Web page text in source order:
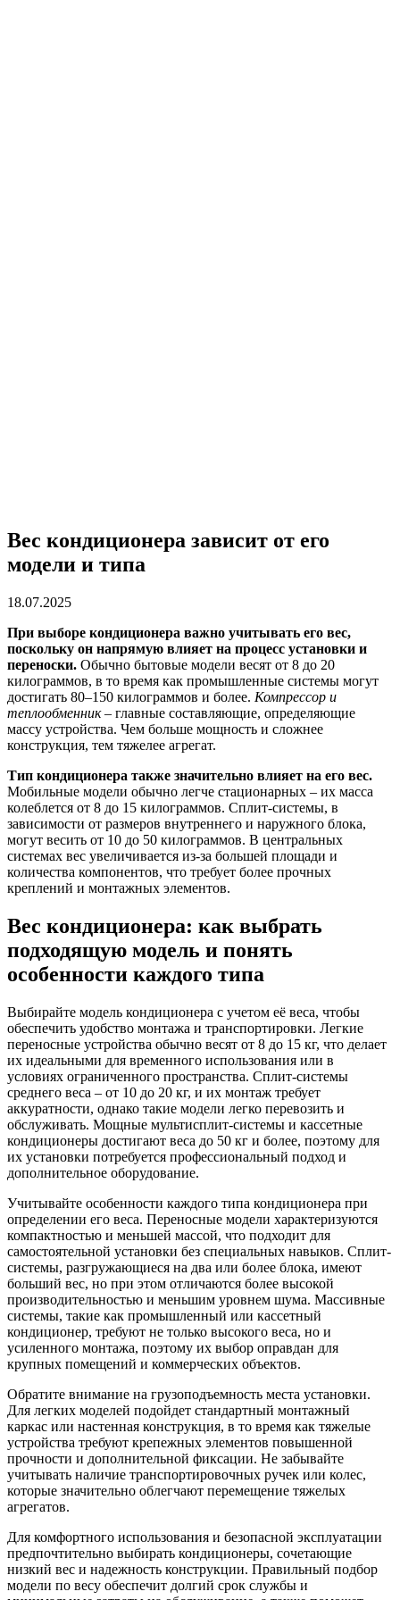
Вес кондиционера зависит от его
модели и типа
18.07.2025
При выборе кондиционера важно учитывать его вес,
поскольку он напрямую влияет на процесс установки и
переноски. Обычно бытовые модели весят от 8 до 20
килограммов, в то время как промышленные системы могут
достигать 80–150 килограммов и более. Компрессор и
теплообменник– главные составляющие, определяющие
массу устройства. Чем больше мощность и сложнее
конструкция, тем тяжелее агрегат.
Тип кондиционера также значительно влияет на его вес.
Мобильные модели обычно легче стационарных – их масса
колеблется от 8 до 15 килограммов. Сплит-системы, в
зависимости от размеров внутреннего и наружного блока,
могут весить от 10 до 50 килограммов. В центральных
системах вес увеличивается из-за большей площади и
количества компонентов, что требует более прочных
креплений и монтажных элементов.
Вес кондиционера: как выбрать
подходящую модель и понять
особенности каждого типа
Выбирайте модель кондиционера с учетом её веса, чтобы
обеспечить удобство монтажа и транспортировки. Легкие
переносные устройства обычно весят от 8 до 15 кг, что делает
их идеальными для временного использования или в
условиях ограниченного пространства. Сплит-системы
среднего веса – от 10 до 20 кг, и их монтаж требует
аккуратности, однако такие модели легко перевозить и
обслуживать. Мощные мультисплит-системы и кассетные
кондиционеры достигают веса до 50 кг и более, поэтому для
их установки потребуется профессиональный подход и
дополнительное оборудование.
Учитывайте особенности каждого типа кондиционера при
определении его веса. Переносные модели характеризуются
компактностью и меньшей массой, что подходит для
самостоятельной установки без специальных навыков. Сплит-
системы, разгружающиеся на два или более блока, имеют
больший вес, но при этом отличаются более высокой
производительностью и меньшим уровнем шума. Массивные
системы, такие как промышленный или кассетный
кондиционер, требуют не только высокого веса, но и
усиленного монтажа, поэтому их выбор оправдан для
крупных помещений и коммерческих объектов.
Обратите внимание на грузоподъемность места установки.
Для легких моделей подойдет стандартный монтажный
каркас или настенная конструкция, в то время как тяжелые
устройства требуют крепежных элементов повышенной
прочности и дополнительной фиксации. Не забывайте
учитывать наличие транспортировочных ручек или колес,
которые значительно облегчают перемещение тяжелых
агрегатов.
Для комфортного использования и безопасной эксплуатации
предпочтительно выбирать кондиционеры, сочетающие
низкий вес и надежность конструкции. Правильный подбор
модели по весу обеспечит долгий срок службы и